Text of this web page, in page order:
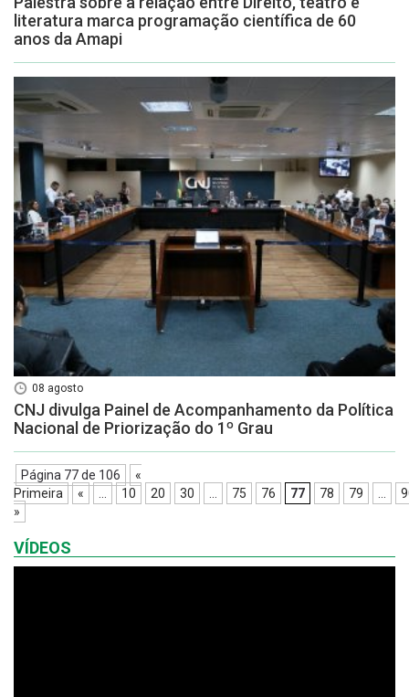
literatura marca programação científica de 60
anos da Amapi
08 agosto
CNJ divulga Painel de Acompanhamento da Política
Nacional de Priorização do 1º Grau
Página 77 de 106
«
Primeira
« 10 20 30 75 76 77 78 79
»
VÍDEOS